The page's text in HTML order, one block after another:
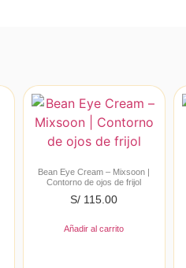
Bean Eye Cream – Mixsoon |
Contorno de ojos de frijol
S/ 115.00
Añadir al carrito